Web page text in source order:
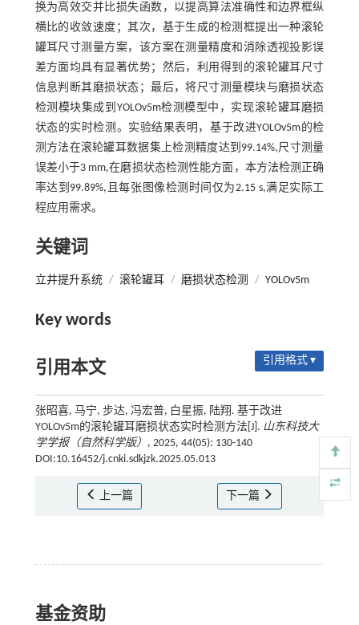
换为高效交并比损失函数，以提高算法准确性和边界框纵
横比的收敛速度；其次，基于生成的检测框提出一种滚轮
罐耳尺寸测量方案，该方案在测量精度和消除透视投影误
差方面均具有显著优势；然后，利用得到的滚轮罐耳尺寸
信息判断其磨损状态；最后，将尺寸测量模块与磨损状态
检测模块集成到YOLOv5m检测模型中，实现滚轮罐耳磨损
状态的实时检测。实验结果表明，基于改进YOLOv5m的检
测方法在滚轮罐耳数据集上检测精度达到99.14%,尺寸测量
误差小于3 mm,在磨损状态检测性能方面，本方法检测正确
率达到99.89%,且每张图像检测时间仅为2.15 s,满足实际工
程应用需求。
关键词
立井提升系统 / 滚轮罐耳 / 磨损状态检测 / YOLOv5m
Key words
引用本文 引用格式 ▾
张昭喜, 马宁, 步达, 冯宏普, 白星振, 陆翔. 基于改进
YOLOv5m的滚轮罐耳磨损状态实时检测方法[J]. 山东科技大
学学报（自然科学版） , 2025, 44(05): 130-140
DOI:10.16452/j.cnki.sdkjzk.2025.05.013
上一篇 下一篇
基金资助